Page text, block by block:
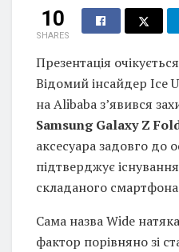
10
SHARES
Презентація
Відомий інсайдер Ice
на Alibaba з’явився
Samsung Galaxy Z
аксесуара задовго до
підтверджує
складаного
Сама назва Wide
фактор порівняно зі